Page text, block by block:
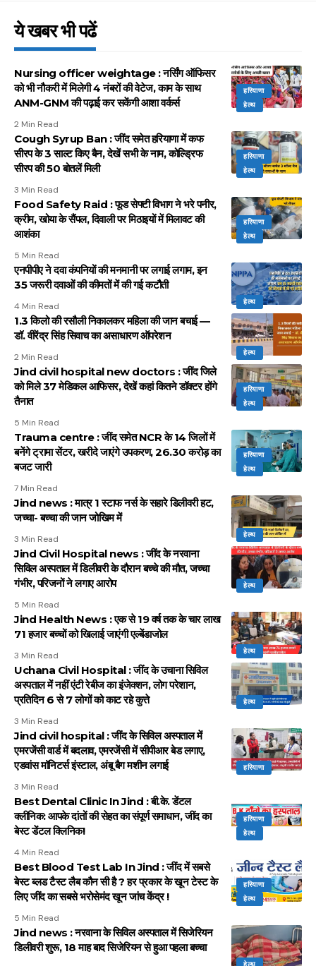
ये खबर भी पढें
हरियाणा
हेल्थ
Nursing officer weightage : नर्सिंग ऑफिसर
को भी नौकरी में मिलेगी 4 नंबरों की वेटेज, काम के साथ
ANM-GNM की पढ़ाई कर सकेंगी आशा वर्कर्स
2 Min Read
हरियाणा
हेल्थ
Cough Syrup Ban : जींद समेत हरियाणा में कफ
सीरप के 3 साल्ट किए बैन, देखें सभी के नाम, कोल्ड्रिफ
सीरप की 50 बोतलें मिली
3 Min Read
हरियाणा
हेल्थ
Food Safety Raid : फूड सेफ्टी विभाग ने भरे पनीर,
क्रीम, खोया के सैंपल, दिवाली पर मिठाइयों में मिलावट की
आशंका
5 Min Read
हेल्थ
एनपीपीए ने दवा कंपनियों की मनमानी पर लगाई लगाम, इन
35 जरूरी दवाओं की कीमतों में की गई कटौती
4 Min Read
हेल्थ
1.3 किलो की रसौली निकालकर महिला की जान बचाई —
डॉ. वीरेंद्र सिंह सिवाच का असाधारण ऑपरेशन
2 Min Read
हरियाणा
हेल्थ
Jind civil hospital new doctors : जींद जिले
को मिले 37 मेडिकल आफिसर, देखें कहां कितने डॉक्टर होंगे
तैनात
5 Min Read
हरियाणा
हेल्थ
Trauma centre : जींद समेत NCR के 14 जिलों में
बनेंगे ट्रामा सेंटर, खरीदे जाएंगे उपकरण, 26.30 करोड़ का
बजट जारी
7 Min Read
हेल्थ
Jind news : मात्र 1 स्टाफ नर्स के सहारे डिलीवरी हट,
जच्चा- बच्चा की जान जोखिम में
3 Min Read
हेल्थ
Jind Civil Hospital news : जींद के नरवाना
सिविल अस्पताल में डिलीवरी के दौरान बच्चे की मौत, जच्चा
गंभीर, परिजनों ने लगाए आरोप
5 Min Read
हेल्थ
Jind Health News : एक से 19 वर्ष तक के चार लाख
71 हजार बच्चों को खिलाई जाएंगी एल्बेंडाजोल
3 Min Read
हेल्थ
Uchana Civil Hospital : जींद के उचाना सिविल
अस्पताल में नहीं एंटी रेबीज का इंजेक्शन, लोग परेशान,
प्रतिदिन 6 से 7 लोगों को काट रहे कुत्ते
3 Min Read
हरियाणा
Jind civil hospital : जींद के सिविल अस्पताल में
एमरजेंसी वार्ड में बदलाव, एमरजेंसी में सीपीआर बेड लगाए,
एडवांस मॉनिटर्स इंस्टाल, अंबू बैग मशीन लगाई
3 Min Read
हरियाणा
हेल्थ
Best Dental Clinic In Jind : बी.के. डेंटल
क्लीनिक: आपके दांतों की सेहत का संपूर्ण समाधान, जींद का
बेस्ट डेंटल क्लिनिक!
4 Min Read
हरियाणा
हेल्थ
Best Blood Test Lab In Jind : जींद में सबसे
बेस्ट ब्लड टैस्ट लैब कौन सी है ? हर प्रकार के खून टेस्ट के
लिए जींद का सबसे भरोसेमंद खून जांच केंद्र !
5 Min Read
Jind news : नरवाना के सिविल अस्पताल में सिजेरियन
डिलीवरी शुरू, 18 माह बाद सिजेरियन से हुआ पहला बच्चा